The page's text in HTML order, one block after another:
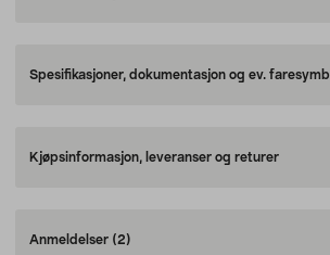
Spesifikasjoner, dokumentasjon og ev.
Kjøpsinformasjon, leveranser og returer
Anmeldelser (2)